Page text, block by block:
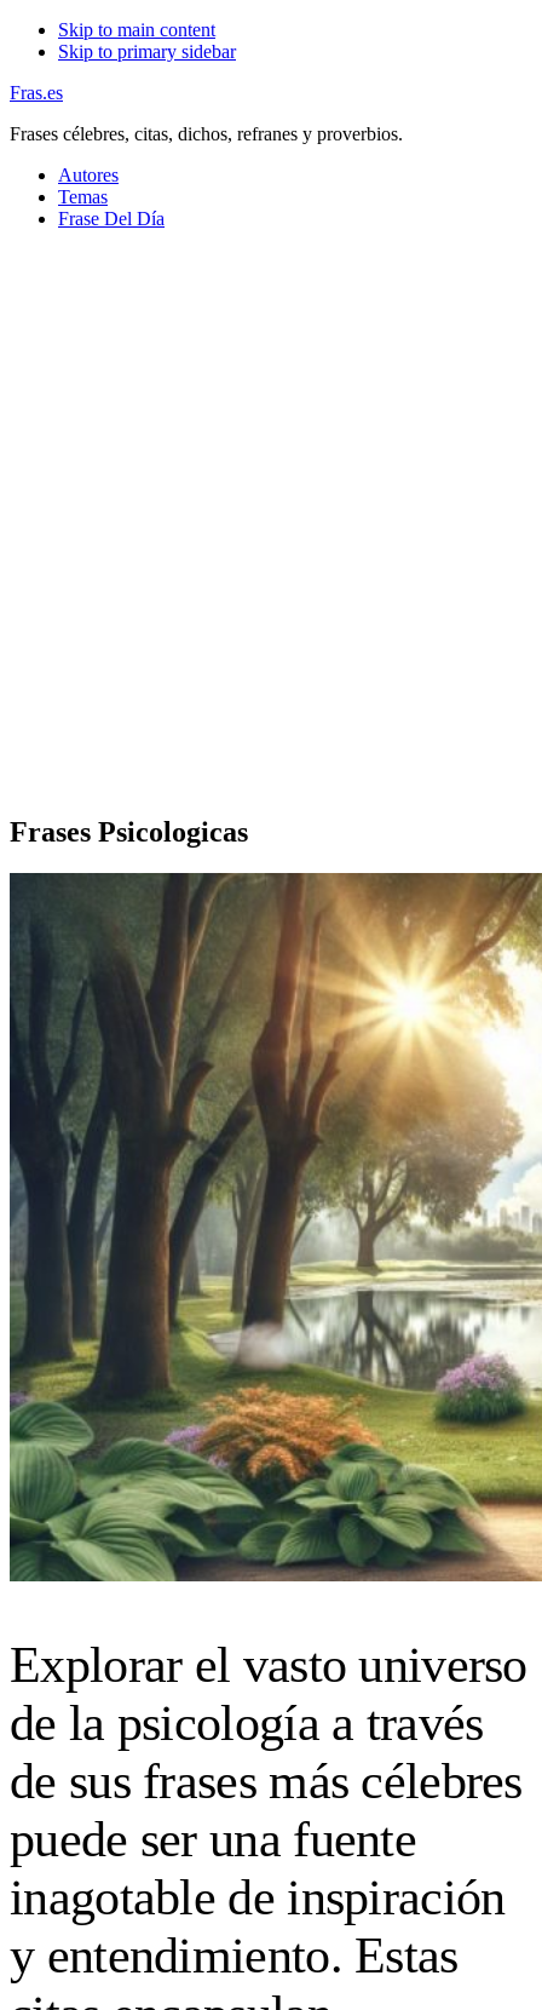
Skip to main content
Skip to primary sidebar
Fras.es
Frases célebres, citas, dichos, refranes y proverbios.
Autores
Temas
Frase Del Día
Frases Psicologicas
Explorar el vasto universo
de la psicología a través
de sus frases más célebres
puede ser una fuente
inagotable de inspiración
y entendimiento. Estas